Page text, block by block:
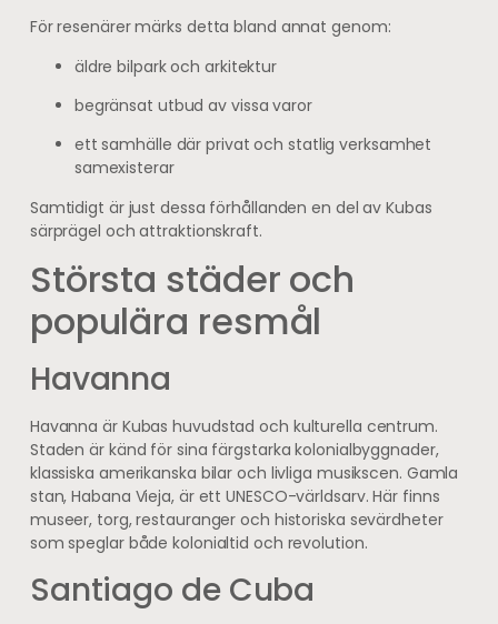
För resenärer märks detta bland annat genom:
äldre bilpark och arkitektur
begränsat utbud av vissa varor
ett samhälle där privat och statlig verksamhet
samexisterar
Samtidigt är just dessa förhållanden en del av Kubas
särprägel och attraktionskraft.
Största städer och
populära resmål
Havanna
Havanna är Kubas huvudstad och kulturella centrum.
Staden är känd för sina färgstarka kolonialbyggnader,
klassiska amerikanska bilar och livliga musikscen. Gamla
stan, Habana Vieja, är ett UNESCO-världsarv. Här finns
museer, torg, restauranger och historiska sevärdheter
som speglar både kolonialtid och revolution.
Santiago de Cuba